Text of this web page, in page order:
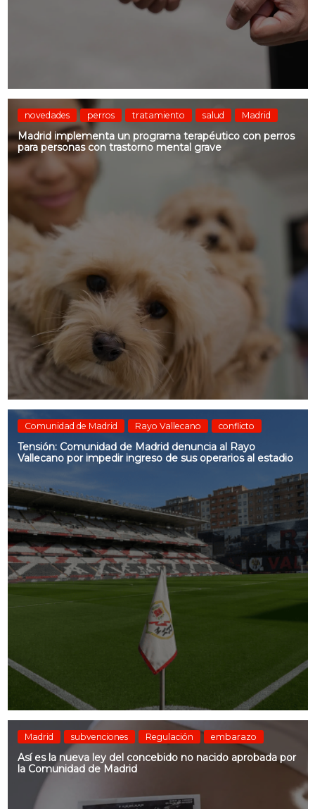
novedades perros tratamiento salud Madrid
Madrid implementa un programa terapéutico con perros
para personas con trastorno mental grave
Comunidad de Madrid Rayo Vallecano conflicto
Tensión: Comunidad de Madrid denuncia al Rayo
Vallecano por impedir ingreso de sus operarios al estadio
Madrid subvenciones Regulación embarazo
Así es la nueva ley del concebido no nacido aprobada por
la Comunidad de Madrid